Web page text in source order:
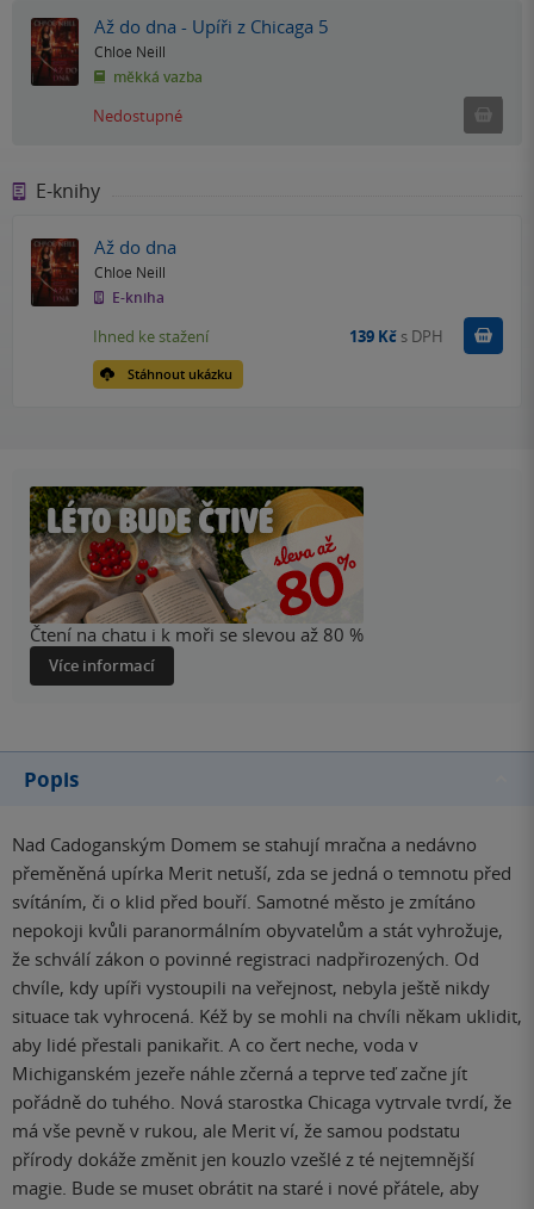
Až do dna - Upíři z Chicaga 5
Chloe Neill
měkká vazba
Nedostupné
E-knihy
Až do dna
Chloe Neill
E-kniha
Stáhnout ukázku
Ihned ke stažení 139 Kč s DPH Koupit
Čtení na chatu i k moři se slevou až 80 %
Více informací
Popis
Nad Cadoganským Domem se stahují mračna a nedávno
přeměněná upírka Merit netuší, zda se jedná o temnotu před
svítáním, či o klid před bouří. Samotné město je zmítáno
nepokoji kvůli paranormálním obyvatelům a stát vyhrožuje,
že schválí zákon o povinné registraci nadpřirozených. Od
chvíle, kdy upíři vystoupili na veřejnost, nebyla ještě nikdy
situace tak vyhrocená. Kéž by se mohli na chvíli někam uklidit,
aby lidé přestali panikařit. A co čert neche, voda v
Michiganském jezeře náhle zčerná a teprve teď začne jít
pořádně do tuhého. Nová starostka Chicaga vytrvale tvrdí, že
má vše pevně v rukou, ale Merit ví, že samou podstatu
přírody dokáže změnit jen kouzlo vzešlé z té nejtemnější
magie. Bude se muset obrátit na staré i nové přátele, aby